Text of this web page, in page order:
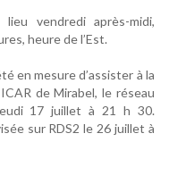
lieu vendredi après-midi,
heure de l’Est.
en mesure d’assister à la
de Mirabel, le réseau
17 juillet à 21 h 30.
sur RDS2 le 26 juillet à